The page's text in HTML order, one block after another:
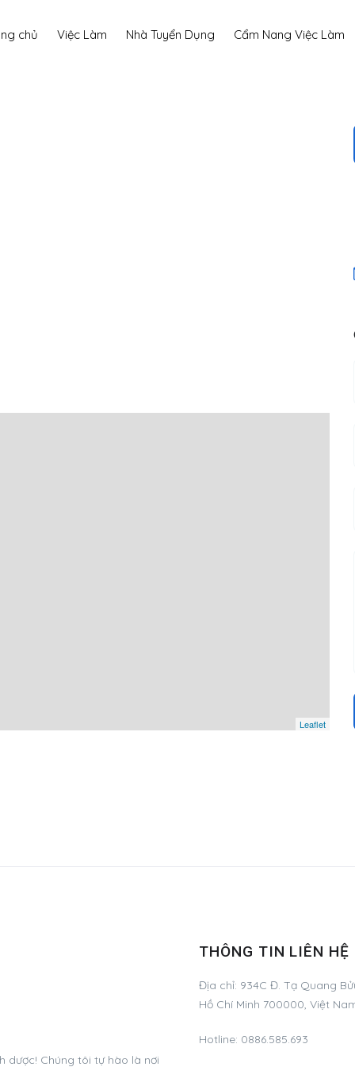
chủ Việc Làm Nhà Tuyển Dụng Cẩm Nang Việc Làm
Leaflet
dược! Chúng tôi tự hào là nơi
THÔNG TIN LIÊN HỆ
Địa chỉ: 934C Đ. Tạ Quang
Hồ Chí Minh 700000, Việt
Hotline: 0886.585.693